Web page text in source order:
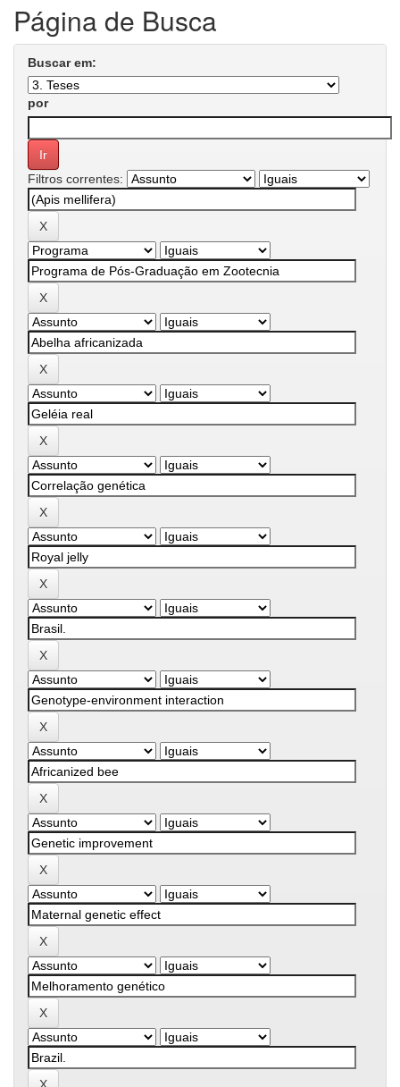
Página de Busca
Buscar em:
por
Filtros correntes: